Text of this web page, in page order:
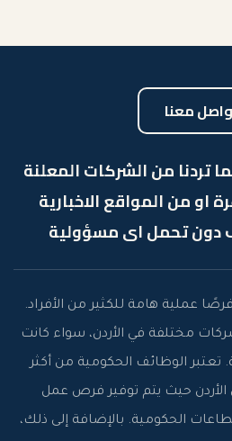
معنا
تردنا من الشركات المعلنة
او من المواقع الاخبارية
دون تحمل اى مسؤولية
عملية هامة للكثير من الأفراد.
مختلفة في الأردن، سواء كانت
الوظائف الحكومية من أكثر
حيث يتم توفير فرص عمل
الحكومية. بالإضافة إلى ذلك،